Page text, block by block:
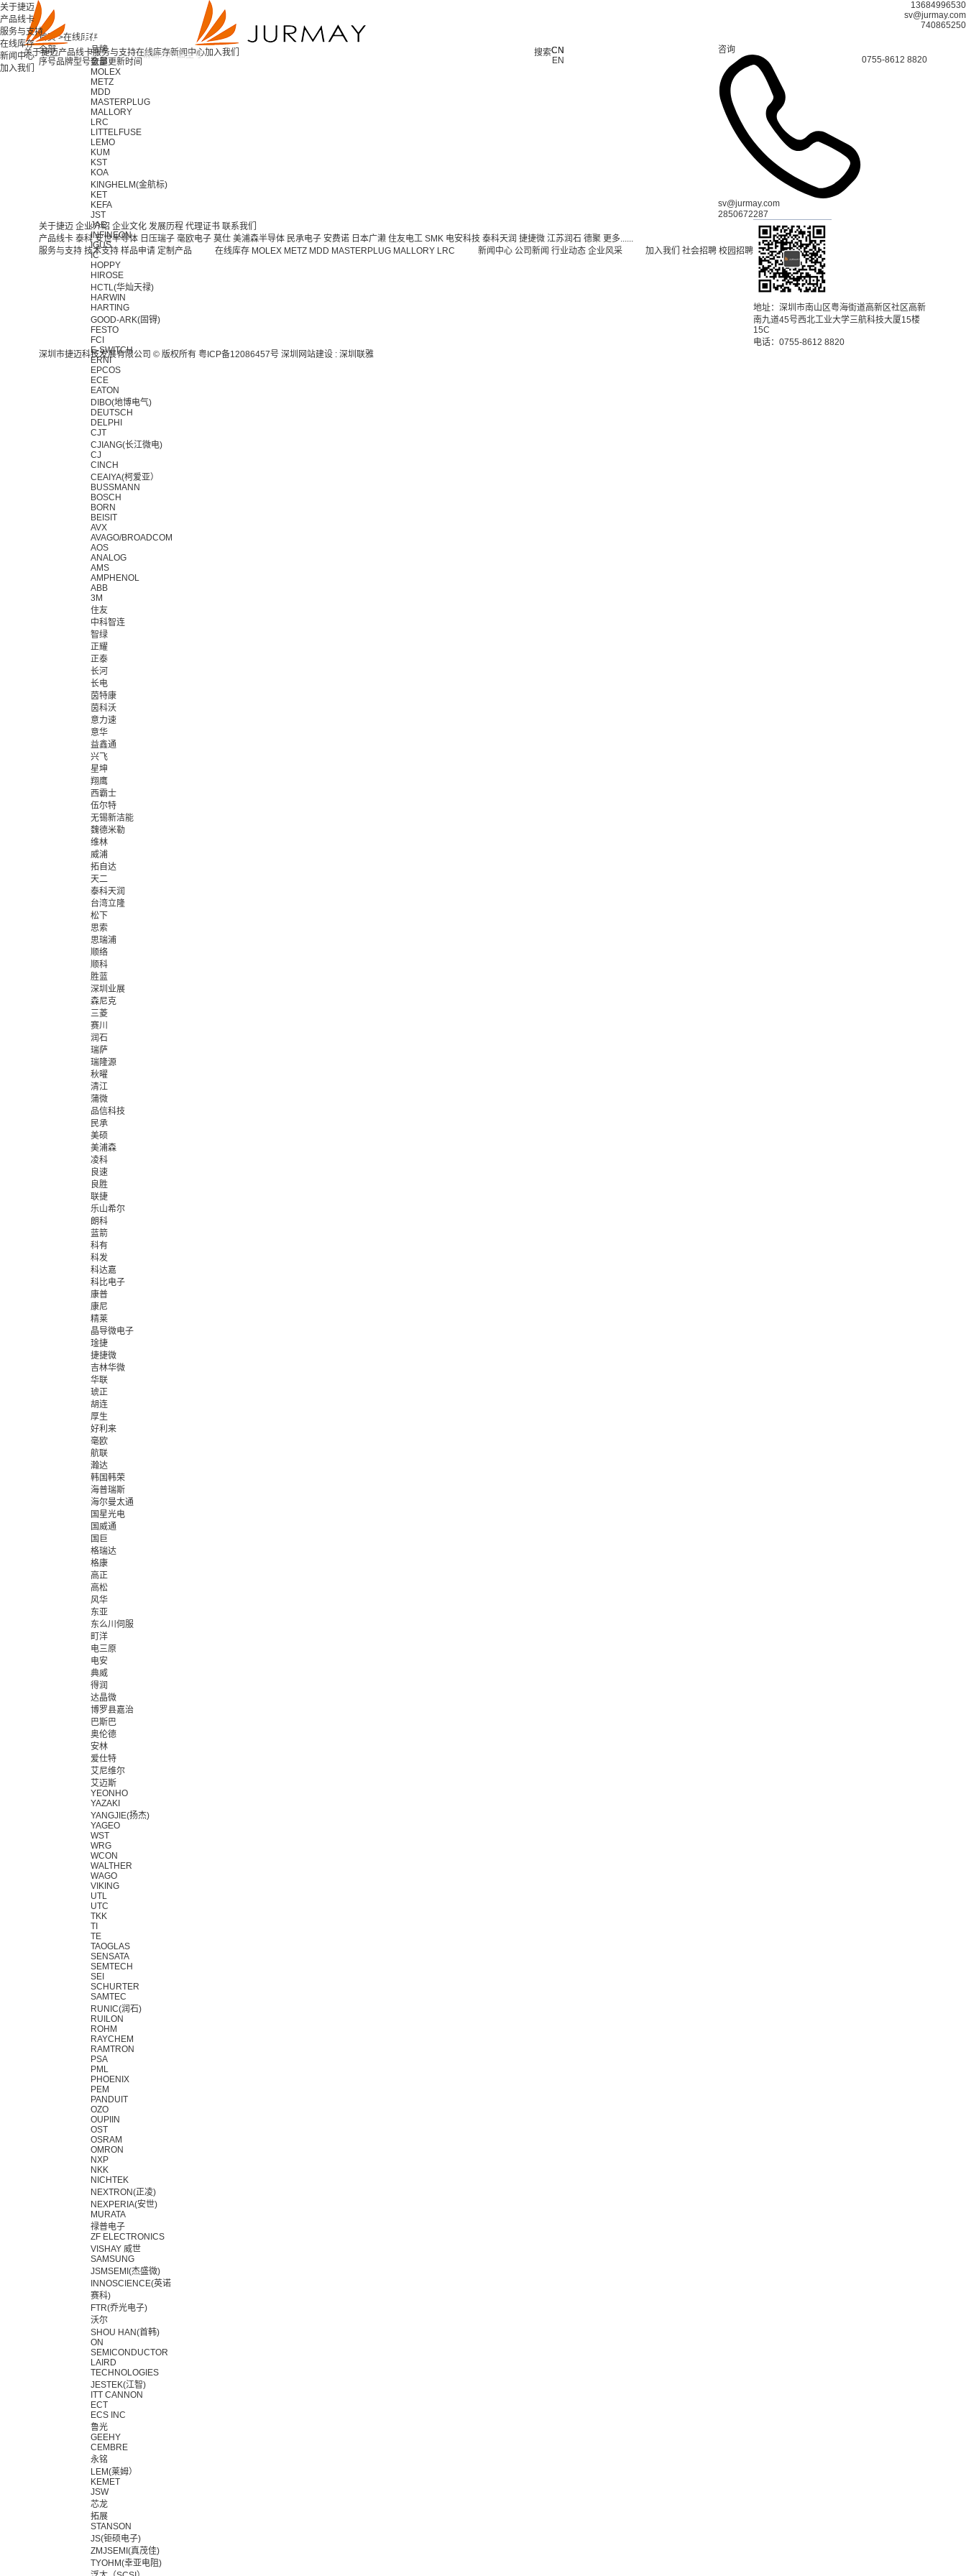
关于捷迈产品线卡服务与支持在线库存新闻中心加入我们 CN
CN
EN
搜索
关于捷迈
产品线卡
服务与支持
在线库存
新闻中心
加入我们
13684996530
sv@jurmay.com
740865250
首页 >在线库存
咨询
0755-8612 8820
sv@jurmay.com
2850672287
全部
品牌
全部
MOLEX
METZ
MDD
MASTERPLUG
MALLORY
LRC
LITTELFUSE
LEMO
KUM
KST
KOA
KINGHELM(金航标)
KET
KEFA
JST
JAE
INFINEON
IGUS
IC
HOPPY
HIROSE
HCTL(华灿天禄)
HARWIN
HARTING
GOOD-ARK(固锝)
FESTO
FCI
E-SWITCH
ERNI
EPCOS
ECE
EATON
DIBO(地博电气)
DEUTSCH
DELPHI
CJT
CJIANG(长江微电)
CJ
CINCH
CEAIYA(柯爱亚）
BUSSMANN
BOSCH
BORN
BEISIT
AVX
AVAGO/BROADCOM
AOS
ANALOG
AMS
AMPHENOL
ABB
3M
住友
中科智连
智绿
正耀
正泰
长河
长电
茵特康
茵科沃
意力速
意华
益鑫通
兴飞
星坤
翔鹰
西霸士
伍尔特
无锡新洁能
魏德米勒
维林
威浦
拓自达
天二
泰科天润
台湾立隆
松下
思索
思瑞浦
顺络
顺科
胜蓝
深圳业展
森尼克
三菱
赛川
润石
瑞萨
瑞隆源
秋曜
清江
蒲微
品信科技
民承
美硕
美浦森
凌科
良速
良胜
联捷
乐山希尔
朗科
蓝箭
科有
科发
科达嘉
科比电子
康普
康尼
精莱
晶导微电子
琻捷
捷捷微
吉林华微
华联
琥正
胡连
厚生
好利来
毫欧
航联
瀚达
韩国韩荣
海普瑞斯
海尔曼太通
国星光电
国威通
国巨
格瑞达
格康
高正
高松
风华
东亚
东么川伺服
町洋
电三原
电安
典威
得润
达晶微
博罗县嘉治
巴斯巴
奥伦德
安林
爱仕特
艾尼维尔
艾迈斯
YEONHO
YAZAKI
YANGJIE(扬杰)
YAGEO
WST
WRG
WCON
WALTHER
WAGO
VIKING
UTL
UTC
TKK
TI
TE
TAOGLAS
SENSATA
SEMTECH
SEI
SCHURTER
SAMTEC
RUNIC(润石)
RUILON
ROHM
RAYCHEM
RAMTRON
PSA
PML
PHOENIX
PEM
PANDUIT
OZO
OUPIIN
OST
OSRAM
OMRON
NXP
NKK
NICHTEK
NEXTRON(正凌)
NEXPERIA(安世)
MURATA
禄普电子
ZF ELECTRONICS
VISHAY 威世
SAMSUNG
JSMSEMI(杰盛微)
INNOSCIENCE(英诺
赛科)
FTR(乔光电子)
沃尔
SHOU HAN(首韩)
ON
SEMICONDUCTOR
LAIRD
TECHNOLOGIES
JESTEK(江智)
ITT CANNON
ECT
ECS INC
鲁光
GEEHY
CEMBRE
永铭
LEM(莱姆）
KEMET
JSW
芯龙
拓展
STANSON
JS(钜硕电子)
ZMJSEMI(真茂佳)
TYOHM(幸亚电阻)
序号品牌型号数量更新时间
关于捷迈 企业介绍 企业文化 发展历程 代理证书 联系我们
产品线卡 泰科 安世半导体 日压瑞子 毫欧电子 莫仕 美浦森半导体 民承电子 安费诺 日本广濑 住友电工 SMK 电安科技 泰科天润 捷捷微 江苏润石 德聚 更多......
服务与支持 技术支持 样品申请 定制产品 在线库存 MOLEX METZ MDD MASTERPLUG MALLORY LRC 新闻中心 公司新闻 行业动态 企业风采 加入我们 社会招聘 校园招聘
地址：深圳市南山区粤海街道高新区社区高新
南九道45号西北工业大学三航科技大厦15楼
15C
电话：0755-8612 8820
深圳市捷迈科技发展有限公司 © 版权所有 粤ICP备12086457号 深圳网站建设: 深圳联雅